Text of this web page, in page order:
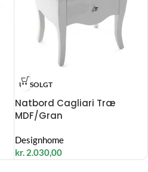
UDSOLGT
Natbord Cagliari Træ
MDF/Gran
Designhome
kr. 2.030,00